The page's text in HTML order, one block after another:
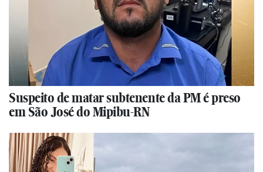
Suspeito de matar subtenente da PM é preso
em São José do Mipibu-RN